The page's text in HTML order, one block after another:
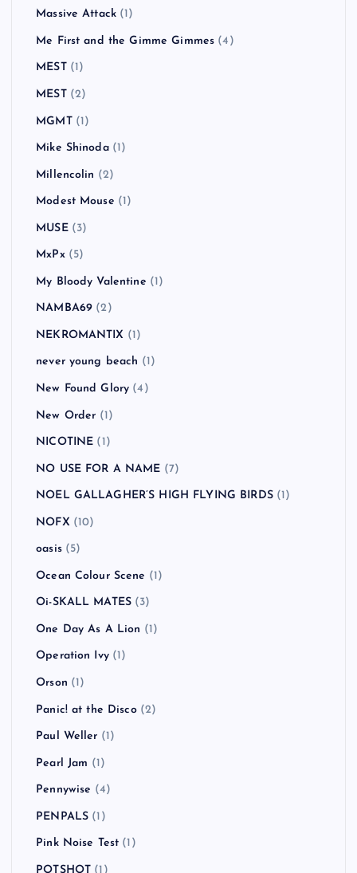
Massive Attack (1)
Me First and the Gimme Gimmes (4)
MEST(1)
MEST(2)
MGMT(1)
Mike Shinoda(1)
Millencolin (2)
Modest Mouse (1)
MUSE(3)
MxPx(5)
My Bloody Valentine (1)
NAMBA69 (2)
NEKROMANTIX (1)
never young beach (1)
New Found Glory (4)
New Order (1)
NICOTINE (1)
NO USE FOR A NAME (7)
NOEL GALLAGHER’S HIGH FLYING BIRDS(1)
NOFX (10)
oasis(5)
Ocean Colour Scene (1)
Oi-SKALL MATES (3)
One Day As A Lion (1)
Operation Ivy(1)
Orson (1)
Panic! at the Disco(2)
Paul Weller (1)
Pearl Jam (1)
Pennywise (4)
PENPALS (1)
Pink Noise Test (1)
POTSHOT (1)